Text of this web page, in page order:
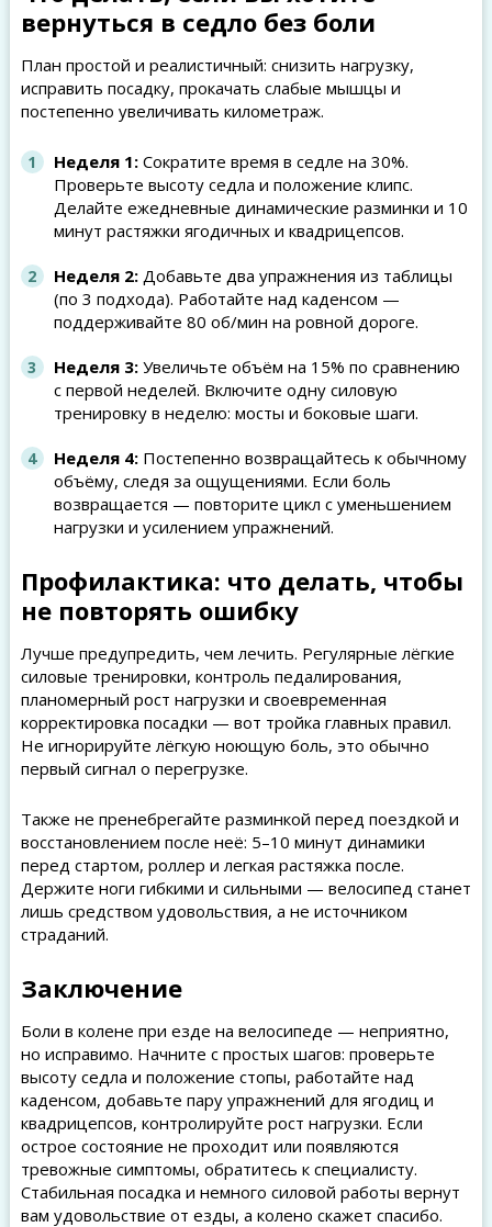
вернуться в седло без боли
План простой и реалистичный: снизить нагрузку,
исправить посадку, прокачать слабые мышцы и
постепенно увеличивать километраж.
Неделя 1:Сократите время в седле на 30%.
Проверьте высоту седла и положение клипс.
Делайте ежедневные динамические разминки и 10
минут растяжки ягодичных и квадрицепсов.
Неделя 2:Добавьте два упражнения из таблицы
(по 3 подхода). Работайте над каденсом —
поддерживайте 80 об/мин на ровной дороге.
Неделя 3:Увеличьте объём на 15% по сравнению
с первой неделей. Включите одну силовую
тренировку в неделю: мосты и боковые шаги.
Неделя 4:Постепенно возвращайтесь к обычному
объёму, следя за ощущениями. Если боль
возвращается — повторите цикл с уменьшением
нагрузки и усилением упражнений.
Профилактика: что делать, чтобы
не повторять ошибку
Лучше предупредить, чем лечить. Регулярные лёгкие
силовые тренировки, контроль педалирования,
планомерный рост нагрузки и своевременная
корректировка посадки — вот тройка главных правил.
Не игнорируйте лёгкую ноющую боль, это обычно
первый сигнал о перегрузке.
Также не пренебрегайте разминкой перед поездкой и
восстановлением после неё: 5–10 минут динамики
перед стартом, роллер и легкая растяжка после.
Держите ноги гибкими и сильными — велосипед станет
лишь средством удовольствия, а не источником
страданий.
Заключение
Боли в колене при езде на велосипеде — неприятно,
но исправимо. Начните с простых шагов: проверьте
высоту седла и положение стопы, работайте над
каденсом, добавьте пару упражнений для ягодиц и
квадрицепсов, контролируйте рост нагрузки. Если
острое состояние не проходит или появляются
тревожные симптомы, обратитесь к специалисту.
Стабильная посадка и немного силовой работы вернут
вам удовольствие от езды, а колено скажет спасибо.